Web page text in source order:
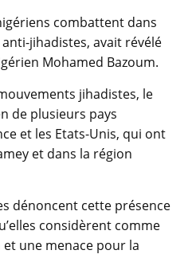
combattent dans
jihadistes, avait révélé
Mohamed Bazoum.
jihadistes, le
de plusieurs pays
et les Etats-Unis, qui ont
et dans la région
dénoncent cette présence
considèrent comme
et une menace pour la